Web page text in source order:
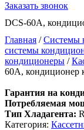
Заказать звонок
DCS-60A,
Главная /Системы
системы
кондиционеры /
60A, кондиционер
Гарантия на
Потребляемая
Тип Хладагента:
Категория: